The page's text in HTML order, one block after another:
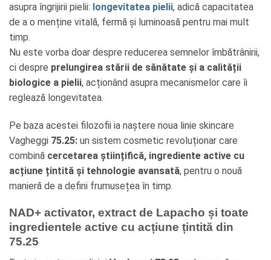
asupra îngrijirii pielii: longevitatea pielii, adică capacitatea
de a o menține vitală, fermă și luminoasă pentru mai mult
timp.
Nu este vorba doar despre reducerea semnelor îmbătrânirii,
ci despre prelungirea stării de sănătate și a calității
biologice a pielii, acționând asupra mecanismelor care îi
reglează longevitatea.
Pe baza acestei filozofii ia naștere noua linie skincare
Vagheggi 75.25: un sistem cosmetic revoluționar care
combină cercetarea științifică, ingrediente active cu
acțiune țintită și tehnologie avansată, pentru o nouă
manieră de a defini frumusețea în timp.
NAD+ activator, extract de Lapacho și toate
ingredientele active cu acțiune țintită din
75.25